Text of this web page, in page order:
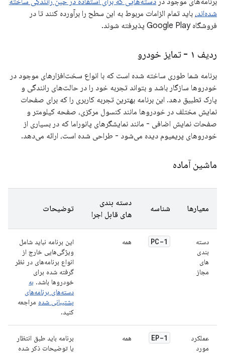
شده‌اند، باید تمام الزامات مربوط به این سطح را برآورده کنند تا در
فروشگاه Google Play پذیرفته شوند.
ردیف ۱ - تمایز خودرو
برنامه شما طوری ساخته شده است که با انواع سخت‌افزارهای موجود در
خودروها سازگار باشد و بتواند تجربه خود را در حالت‌های رانندگی و
پارک تطبیق دهد. این برنامه بهترین تجربه کاربری را که برای صفحات
نمایش مختلف در خودروها مانند کنسول مرکزی، صفحه کیلومتر و
صفحات نمایش اضافی - مانند نمایشگرهای پانوراما که در بسیاری از
خودروهای پریمیوم دیده می‌شود - طراحی شده است، ارائه می‌دهد.
ماشین آماده
معیارها شناسه
دسته بندی
های قابل اجرا
توضیحات
دسته
بندی
های
مجاز
PC-1 همه
این برنامه نباید شامل
ویژگی‌هایی خارج از
انواع برنامه‌های در نظر
گرفته شده برای
خودروها باشد. به
دسته‌های برنامه‌های
پشتیبانی شده مراجعه
کنید.
عملکرد
مورد
EP-1 همه
برنامه باید طبق انتظار
یا توضیحات ذکر شده